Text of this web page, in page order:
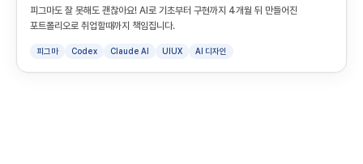
피그마도 잘 못해도 괜찮아요! AI로 기초부터 구현까지 4개월 뒤 만들어진
포트폴리오로 취업할때까지 책임집니다.
피그마 Codex Claude AI UIUX AI 디자인